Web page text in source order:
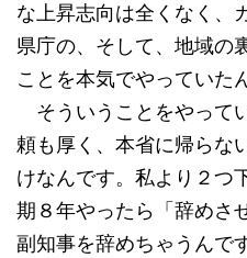
な上昇志向は全くなく、
県庁の、そして、地域の
ことを本気でやっていた
そういうことをやって
頼も厚く、本省に帰らな
けなんです。私より２つ
期８年やったら「辞めさ
副知事を辞めちゃうんです